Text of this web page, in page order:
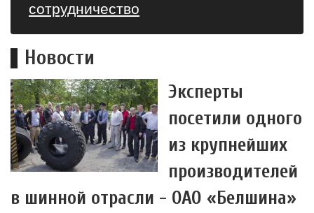
сотрудничество
Новости
Эксперты
посетили одного
из крупнейших
производителей
в шинной отрасли - ОАО «Белшина»